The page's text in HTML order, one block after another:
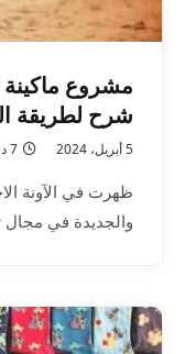
مشروع
شرح لطريقة
5 أبريل، 2024 7 دقائق
ظهرت في الآونة
والجديدة في مجال